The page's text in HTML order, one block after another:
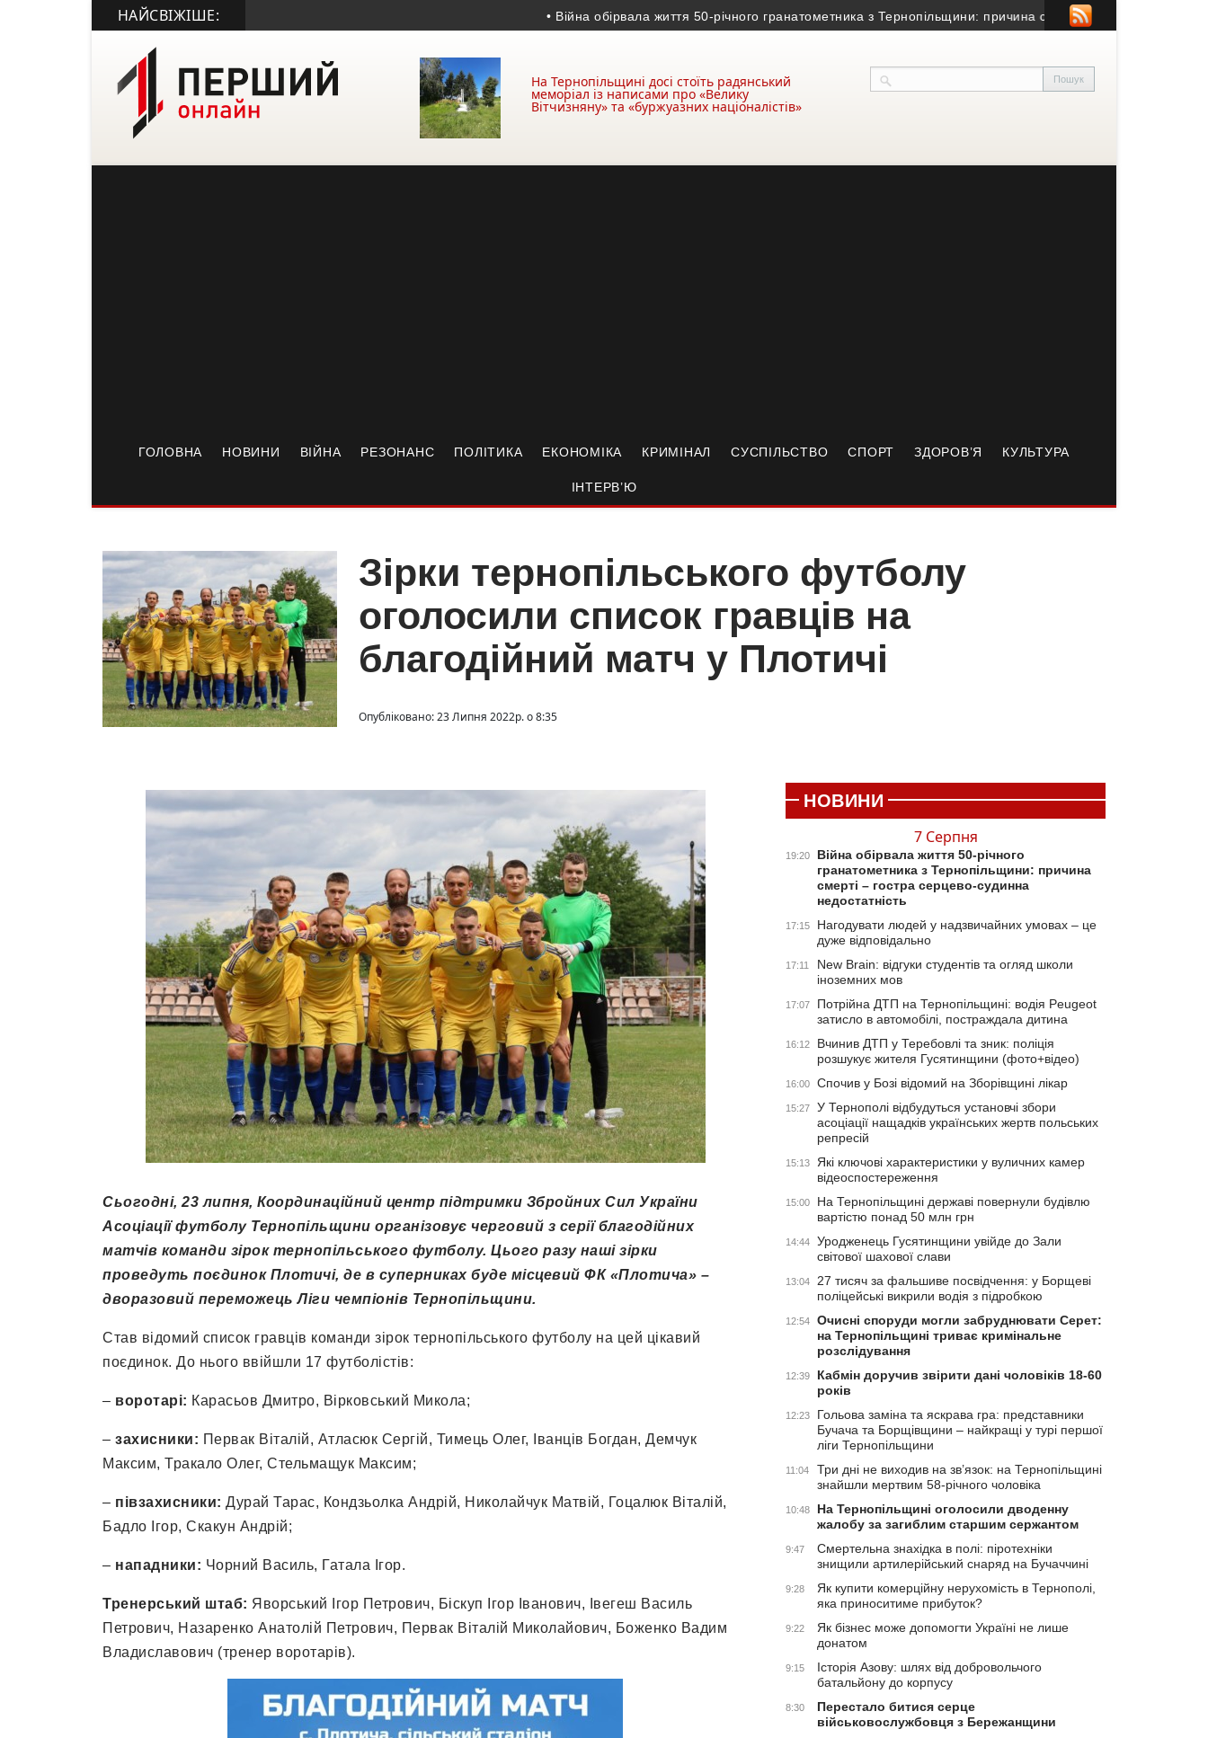
НАЙСВІЖІШЕ: • Війна обірвала життя 50-річного гранатометника з Тернопільщини: причина смерті – гостра серцево-
На Тернопільщині досі стоїть радянський
меморіал із написами про «Велику
Вітчизняну» та «буржуазних націоналістів»
ГОЛОВНА НОВИНИ ВІЙНА РЕЗОНАНС ПОЛІТИКА ЕКОНОМІКА КРИМІНАЛ СУСПІЛЬСТВО СПОРТ ЗДОРОВ’Я КУЛЬТУРА
ІНТЕРВ’Ю
Зірки тернопільського футболу
оголосили список гравців на
благодійний матч у Плотичі
Опубліковано: 23 Липня 2022р. о 8:35
Сьогодні, 23 липня, Координаційний центр підтримки Збройних Сил України
Асоціації футболу Тернопільщини організовує черговий з серії благодійних
матчів команди зірок тернопільського футболу. Цього разу наші зірки
проведуть поєдинок Плотичі, де в суперниках буде місцевий ФК «Плотича» –
дворазовий переможець Ліги чемпіонів Тернопільщини.
Став відомий список гравців команди зірок тернопільського футболу на цей цікавий
поєдинок. До нього ввійшли 17 футболістів:
– воротарі: Карасьов Дмитро, Вірковський Микола;
– захисники: Первак Віталій, Атласюк Сергій, Тимець Олег, Іванців Богдан, Демчук
Максим, Тракало Олег, Стельмащук Максим;
– півзахисники: Дурай Тарас, Кондзьолка Андрій, Николайчук Матвій, Гоцалюк Віталій,
Бадло Ігор, Скакун Андрій;
– нападники: Чорний Василь, Гатала Ігор.
Тренерський штаб: Яворський Ігор Петрович, Біскуп Ігор Іванович, Івегеш Василь
Петрович, Назаренко Анатолій Петрович, Первак Віталій Миколайович, Боженко Вадим
Владиславович (тренер воротарів).
НОВИНИ
7 Серпня
19:20
Війна обірвала життя 50-річного
гранатометника з Тернопільщини: причина
смерті – гостра серцево-судинна
недостатність
17:15
Нагодувати людей у надзвичайних умовах – це
дуже відповідально
17:11
New Brain: відгуки студентів та огляд школи
іноземних мов
17:07
Потрійна ДТП на Тернопільщині: водія Peugeot
затисло в автомобілі, постраждала дитина
16:12
Вчинив ДТП у Теребовлі та зник: поліція
розшукує жителя Гусятинщини (фото+відео)
16:00 Спочив у Бозі відомий на Зборівщині лікар
15:27
У Тернополі відбудуться установчі збори
асоціації нащадків українських жертв польських
репресій
15:13
Які ключові характеристики у вуличних камер
відеоспостереження
15:00
На Тернопільщині державі повернули будівлю
вартістю понад 50 млн грн
14:44
Уродженець Гусятинщини увійде до Зали
світової шахової слави
13:04
27 тисяч за фальшиве посвідчення: у Борщеві
поліцейські викрили водія з підробкою
12:54
Очисні споруди могли забруднювати Серет:
на Тернопільщині триває кримінальне
розслідування
12:39
Кабмін доручив звірити дані чоловіків 18-60
років
12:23
Гольова заміна та яскрава гра: представники
Бучача та Борщівщини – найкращі у турі першої
ліги Тернопільщини
11:04
Три дні не виходив на зв’язок: на Тернопільщині
знайшли мертвим 58-річного чоловіка
10:48
На Тернопільщині оголосили дводенну
жалобу за загиблим старшим сержантом
9:47
Смертельна знахідка в полі: піротехніки
знищили артилерійський снаряд на Бучаччині
9:28
Як купити комерційну нерухомість в Тернополі,
яка приноситиме прибуток?
9:22
Як бізнес може допомогти Україні не лише
донатом
9:15
Історія Азову: шлях від добровольчого
батальйону до корпусу
8:30
Перестало битися серце
військовослужбовця з Бережанщини